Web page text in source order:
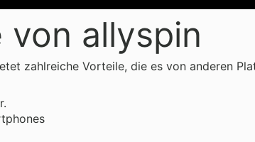
von allyspin
zahlreiche Vorteile, die es von anderen